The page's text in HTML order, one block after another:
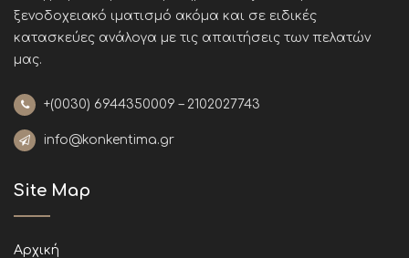
ξενοδοχειακό ιματισμό ακόμα και σε ειδικές
κατασκεύες ανάλογα με τις απαιτήσεις των πελατών
μας.
+(0030) 6944350009 – 2102027743
info@konkentima.gr
Site Map
Αρχική